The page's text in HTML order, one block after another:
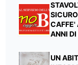
CAFFE'
ANNI
UN